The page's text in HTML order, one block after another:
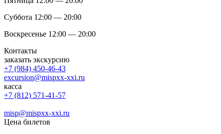
Суббота 12:00 — 20:00
Воскресенье 12:00 — 20:00
Контакты
заказать экскурсию
+7 (984) 450-46-43
excursion@mispxx-xxi.ru
касса
+7 (812) 571-41-57
misp@mispxx-xxi.ru
Цена билетов